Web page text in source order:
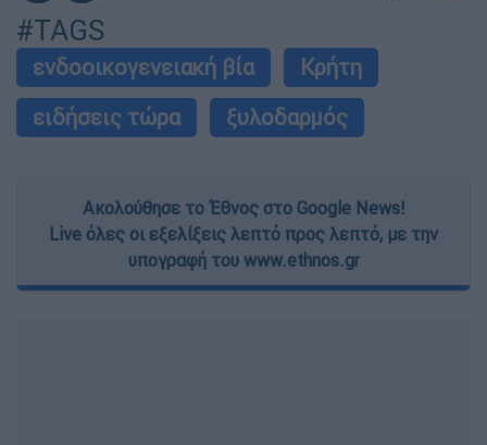
#TAGS
ενδοοικογενειακή βία
Κρήτη
ειδήσεις τώρα
ξυλοδαρμός
Ακολούθησε το Έθνος στο Google News!
Live όλες οι εξελίξεις λεπτό προς λεπτό, με την
υπογραφή του www.ethnos.gr